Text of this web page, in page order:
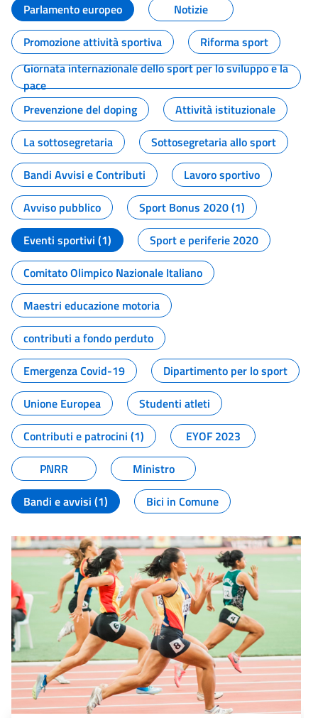
Parlamento europeo
Notizie
Promozione attività sportiva
Riforma sport
Giornata internazionale dello sport per lo sviluppo e la
pace
Prevenzione del doping
Attività istituzionale
La sottosegretaria
Sottosegretaria allo sport
Bandi Avvisi e Contributi
Lavoro sportivo
Avviso pubblico
Sport Bonus 2020 (1)
Eventi sportivi (1)
Sport e periferie 2020
Comitato Olimpico Nazionale Italiano
Maestri educazione motoria
contributi a fondo perduto
Emergenza Covid-19
Dipartimento per lo sport
Unione Europea
Studenti atleti
Contributi e patrocini (1)
EYOF 2023
PNRR
Ministro
Bandi e avvisi (1)
Bici in Comune